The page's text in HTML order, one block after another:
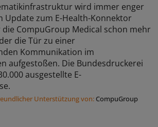
wird immer enger
Update zum E-Health-Konnektor
CompuGroup Medical schon mehr
die Tür zu einer
Kommunikation im
aufgestoßen. Die Bundesdruckerei
ausgestellte E-
Unterstützung von: CompuGroup